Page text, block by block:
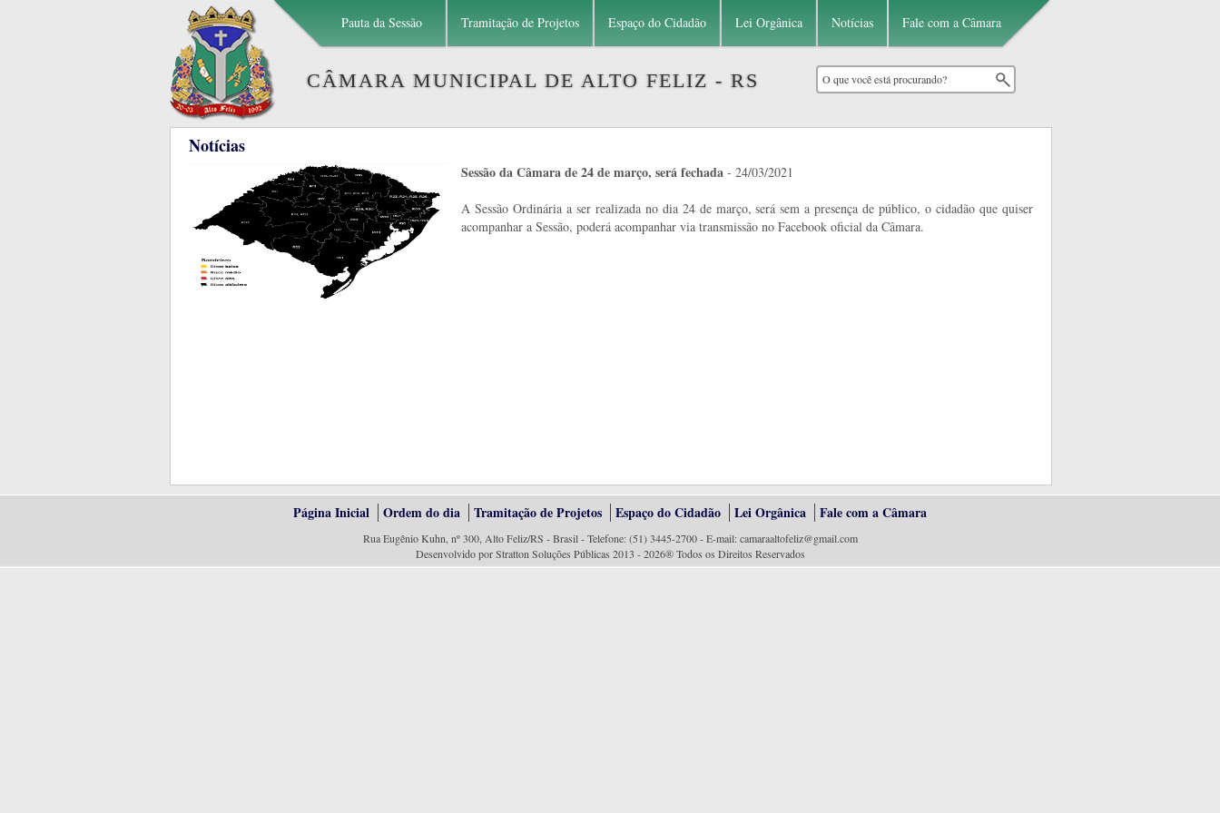
Pauta da Sessão Tramitação de Projetos Espaço do Cidadão Lei Orgânica Notícias Fale com a Câmara
CÂMARA MUNICIPAL DE ALTO FELIZ - RS
Notícias
Sessão da Câmara de 24 de março, será fechada - 24/03/2021
A Sessão Ordinária a ser realizada no dia 24 de março, será sem a presença de público, o cidadão que quiser
acompanhar a Sessão, poderá acompanhar via transmissão no Facebook oficial da Câmara.
Página Inicial Ordem do dia Tramitação de Projetos Espaço do Cidadão Lei Orgânica Fale com a Câmara
Rua Eugênio Kuhn, nº 300, Alto Feliz/RS - Brasil - Telefone: (51) 3445-2700 - E-mail: camaraaltofeliz@gmail.com
Desenvolvido por Stratton Soluções Públicas 2013 - 2026® Todos os Direitos Reservados